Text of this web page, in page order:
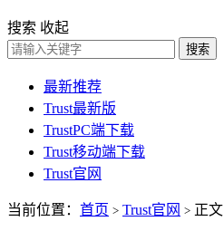
搜索 收起
搜索
最新推荐
Trust最新版
TrustPC端下载
Trust移动端下载
Trust官网
当前位置： 首页 > Trust官网 > 正文